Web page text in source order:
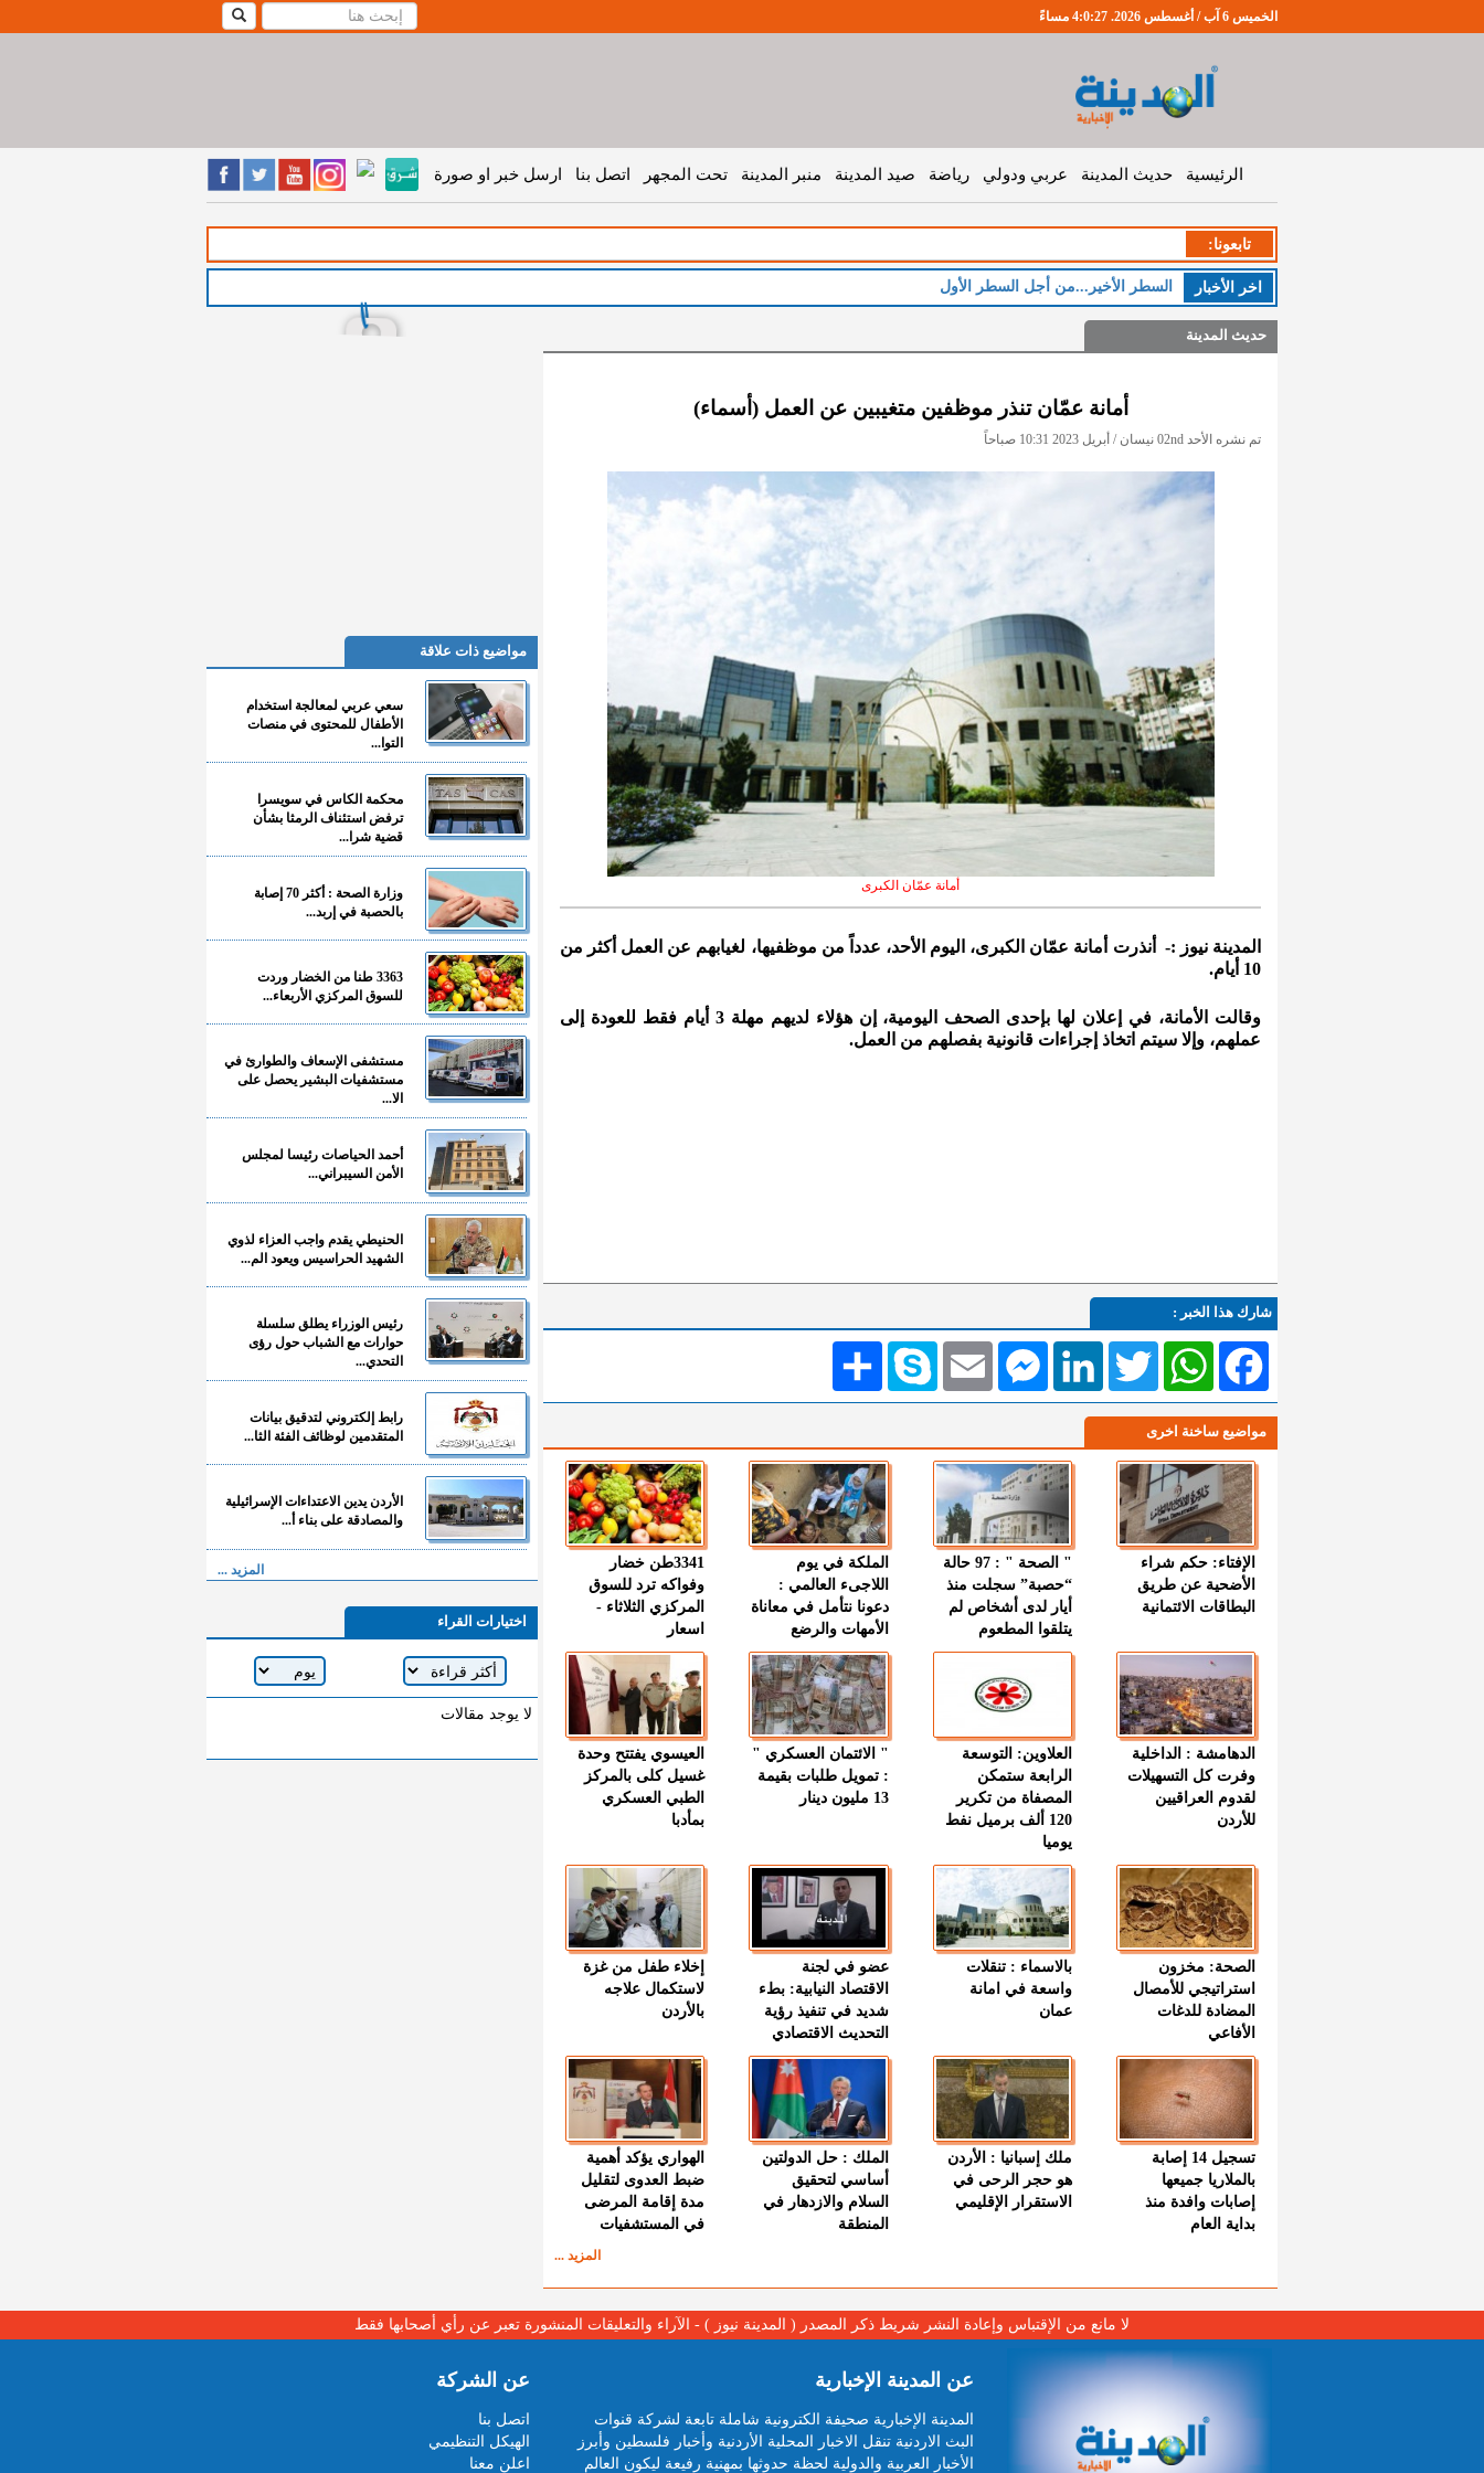
الخميس 6 آب / أغسطس 2026. 4:0:28 مساءً
الرئيسية حديث المدينة عربي ودولي رياضة صيد المدينة منبر المدينة تحت المجهر اتصل بنا ارسل خبر او صورة
تابعونا:
اخر اﻷخبار السطر الأخير...من أجل السطر الأول
حديث المدينة
أمانة عمّان تنذر موظفين متغيبين عن العمل (أسماء)
تم نشره الأحد 02nd نيسان / أبريل 2023 10:31 صباحاً
أمانة عمّان الكبرى
المدينة نيوز :- أنذرت أمانة عمّان الكبرى، اليوم الأحد، عدداً من موظفيها، لغيابهم عن العمل أكثر من
10 أيام.
وقالت الأمانة، في إعلان لها بإحدى الصحف اليومية، إن هؤلاء لديهم مهلة 3 أيام فقط للعودة إلى
عملهم، وإلا سيتم اتخاذ إجراءات قانونية بفصلهم من العمل.
شارك هذا الخبر :
انشر Skype EmailMessengerLinkedIn TwitterWhatsAppFacebook
مواضيع ساخنة اخرى
الإفتاء: حكم شراء
الأضحية عن طريق
البطاقات الائتمانية
" الصحة " : 97 حالة
“حصبة” سجلت منذ
أيار لدى أشخاص لم
يتلقوا المطعوم
الملكة في يوم
اللاجىء العالمي :
دعونا نتأمل في معاناة
الأمهات والرضع
3341طن خضار
وفواكه ترد للسوق
المركزي الثلاثاء -
اسعار
الدهامشة : الداخلية
وفرت كل التسهيلات
لقدوم العراقيين
للأردن
العلاوين: التوسعة
الرابعة ستمكن
المصفاة من تكرير
120 ألف برميل نفط
يوميا
" الائتمان العسكري "
: تمويل طلبات بقيمة
13 مليون دينار
العيسوي يفتتح وحدة
غسيل كلى بالمركز
الطبي العسكري
بمأدبا
الصحة: مخزون
استراتيجي للأمصال
المضادة للدغات
الأفاعي
بالاسماء : تنقلات
واسعة في امانة
عمان
عضو في لجنة
الاقتصاد النيابية: بطء
شديد في تنفيذ رؤية
التحديث الاقتصادي
إخلاء طفل من غزة
لاستكمال علاجه
بالأردن
تسجيل 14 إصابة
بالملاريا جميعها
إصابات وافدة منذ
بداية العام
ملك إسبانيا : الأردن
هو حجر الرحى في
الاستقرار الإقليمي
الملك : حل الدولتين
أساسي لتحقيق
السلام والازدهار في
المنطقة
الهواري يؤكد أهمية
ضبط العدوى لتقليل
مدة إقامة المرضى
في المستشفيات
المزيد ...
مواضيع ذات علاقة
سعي عربي لمعالجة استخدام
الأطفال للمحتوى في منصات
التوا...
محكمة الكاس في سويسرا
ترفض استئناف الرمثا بشأن
قضية شرا...
وزارة الصحة : أكثر 70 إصابة
بالحصبة في إربد...
3363 طنا من الخضار وردت
للسوق المركزي الأربعاء...
مستشفى الإسعاف والطوارئ في
مستشفيات البشير يحصل على
الا...
أحمد الحياصات رئيسا لمجلس
الأمن السيبراني...
الحنيطي يقدم واجب العزاء لذوي
الشهيد الحراسيس ويعود الم...
رئيس الوزراء يطلق سلسلة
حوارات مع الشباب حول رؤى
التحدي...
رابط إلكتروني لتدقيق بيانات
المتقدمين لوظائف الفئة الثا...
الأردن يدين الاعتداءات الإسرائيلية
والمصادقة على بناء أ...
المزيد ...
اختيارات القراء
لا يوجد مقالات
لا مانع من الإقتباس وإعادة النشر شريط ذكر المصدر ( المدينة نيوز ) - الآراء والتعليقات المنشورة تعبر عن رأي أصحابها فقط
عن المدينة الإخبارية
المدينة الإخبارية صحيفة الكترونية شاملة تابعة لشركة قنوات
البث الاردنية تنقل الاخبار المحلية الأردنية وأخبار فلسطين وأبرز
الأخبار العربية والدولية لحظة حدوثها بمهنية رفيعة ليكون العالم
عن الشركة
اتصل بنا
الهيكل التنظيمي
اعلن معنا